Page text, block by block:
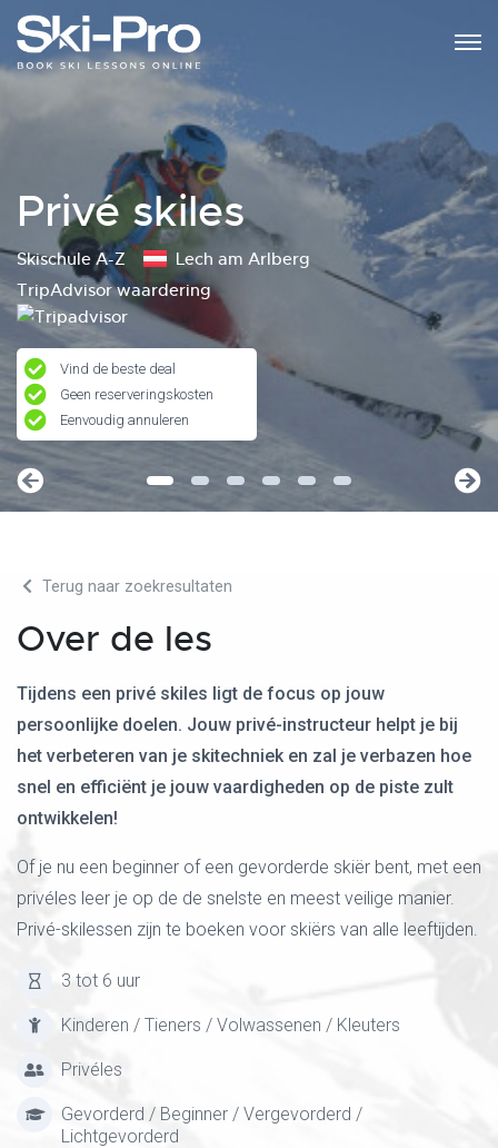
Privé skiles
Skischule A-Z
Lech am Arlberg
TripAdvisor waardering
Vind de beste deal
Geen reserveringskosten
Eenvoudig annuleren
Terug naar zoekresultaten
Over de les
Tijdens een privé skiles ligt de focus op jouw
persoonlijke doelen. Jouw privé-instructeur helpt je bij
het verbeteren van je skitechniek en zal je verbazen hoe
snel en efficiënt je jouw vaardigheden op de piste zult
ontwikkelen!
Of je nu een beginner of een gevorderde skiër bent, met een
privéles leer je op de de snelste en meest veilige manier.
Privé-skilessen zijn te boeken voor skiërs van alle leeftijden.
3 tot 6 uur
Kinderen / Tieners / Volwassenen / Kleuters
Privéles
Gevorderd / Beginner / Vergevorderd /
Lichtgevorderd